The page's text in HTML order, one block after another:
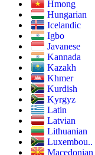
Hmong
Hungarian
Icelandic
Igbo
Javanese
Kannada
Kazakh
Khmer
Kurdish
Kyrgyz
Latin
Latvian
Lithuanian
Luxembou..
Macedonian